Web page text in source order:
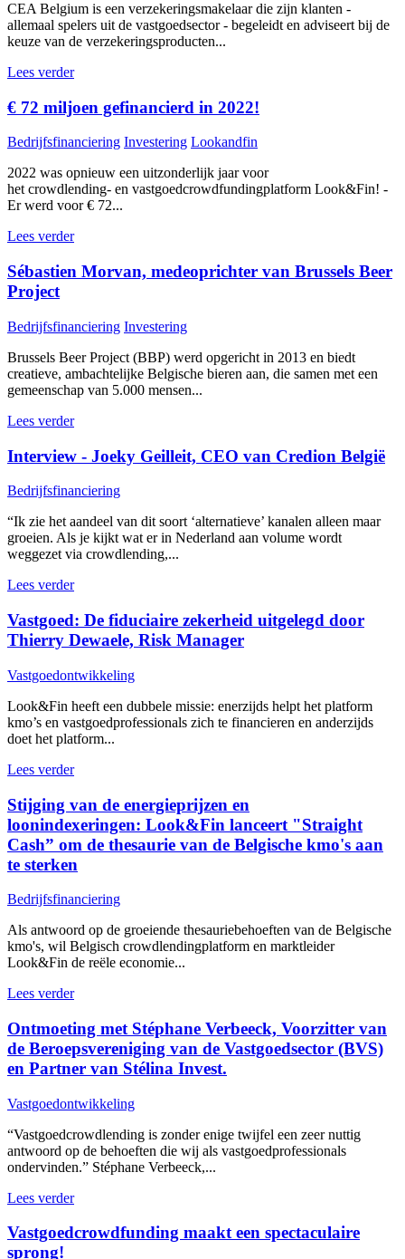
CEA Belgium is een verzekeringsmakelaar die zijn klanten -
allemaal spelers uit de vastgoedsector - begeleidt en adviseert bij de
keuze van de verzekeringsproducten...
Lees verder
€ 72 miljoen gefinancierd in 2022!
Bedrijfsfinanciering Investering Lookandfin
2022 was opnieuw een uitzonderlijk jaar voor
het crowdlending- en vastgoedcrowdfundingplatform Look&Fin! -
Er werd voor € 72...
Lees verder
Sébastien Morvan, medeoprichter van Brussels Beer
Project
Bedrijfsfinanciering Investering
Brussels Beer Project (BBP) werd opgericht in 2013 en biedt
creatieve, ambachtelijke Belgische bieren aan, die samen met een
gemeenschap van 5.000 mensen...
Lees verder
Interview - Joeky Geilleit, CEO van Credion België
Bedrijfsfinanciering
“Ik zie het aandeel van dit soort ‘alternatieve’ kanalen alleen maar
groeien. Als je kijkt wat er in Nederland aan volume wordt
weggezet via crowdlending,...
Lees verder
Vastgoed: De fiduciaire zekerheid uitgelegd door
Thierry Dewaele, Risk Manager
Vastgoedontwikkeling
Look&Fin heeft een dubbele missie: enerzijds helpt het platform
kmo’s en vastgoedprofessionals zich te financieren en anderzijds
doet het platform...
Lees verder
Stijging van de energieprijzen en
loonindexeringen: Look&Fin lanceert "Straight
Cash” om de thesaurie van de Belgische kmo's aan
te sterken
Bedrijfsfinanciering
Als antwoord op de groeiende thesauriebehoeften van de Belgische
kmo's, wil Belgisch crowdlendingplatform en marktleider
Look&Fin de reële economie...
Lees verder
Ontmoeting met Stéphane Verbeeck, Voorzitter van
de Beroepsvereniging van de Vastgoedsector (BVS)
en Partner van Stélina Invest.
Vastgoedontwikkeling
“Vastgoedcrowdlending is zonder enige twijfel een zeer nuttig
antwoord op de behoeften die wij als vastgoedprofessionals
ondervinden.” Stéphane Verbeeck,...
Lees verder
Vastgoedcrowdfunding maakt een spectaculaire
sprong!